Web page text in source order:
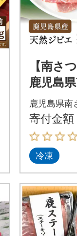
【南さ
鹿児島
猪(いの
用
鹿児島県南
寄付金額
冷凍